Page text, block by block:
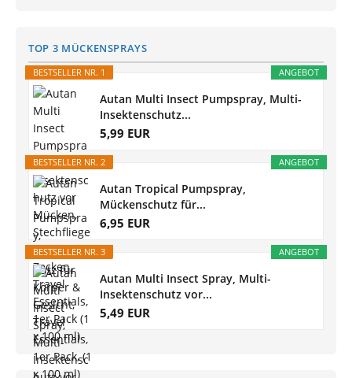
TOP 3 MÜCKENSPRAYS
ANGEBOT
BESTSELLER NR. 1
Autan Multi Insect Pumpspray, Multi-
Insektenschutz...
5,99 EUR
ANGEBOT
BESTSELLER NR. 2
Autan Tropical Pumpspray,
Mückenschutz für...
6,95 EUR
ANGEBOT
BESTSELLER NR. 3
Autan Multi Insect Spray, Multi-
Insektenschutz vor...
5,49 EUR